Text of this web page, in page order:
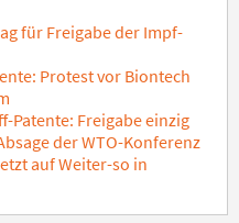
für Freigabe der Impf-
Protest vor Biontech
Patente: Freigabe einzig
der WTO-Konferenz
auf Weiter-so in